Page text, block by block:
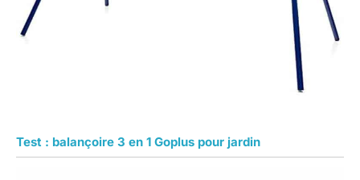
Test : balançoire 3 en 1 Goplus pour jardin